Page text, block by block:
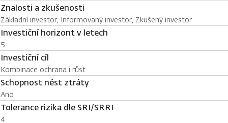
Znalosti a zkušenosti
Základní investor, Informovaný investor, Zkušený investor
Investiční horizont v letech
5
Investiční cíl
Kombinace ochrana i růst
Schopnost nést ztráty
Ano
Tolerance rizika dle SRI/SRRI
4